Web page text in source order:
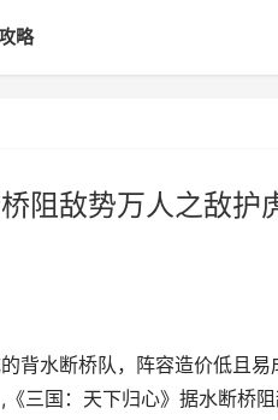
略
阻敌势万人之敌
背水断桥队，阵容造价低且
三国：天下归心》据水断桥